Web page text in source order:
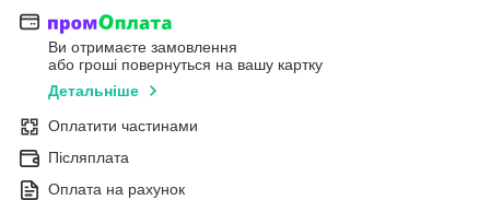
Ви отримаєте замовлення
або гроші повернуться на вашу картку
Детальніше
Оплатити частинами
Післяплата
Оплата на рахунок